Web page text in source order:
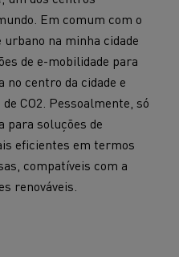
Em comum com o
na minha cidade
de e-mobilidade para
no centro da cidade e
CO2. Pessoalmente, só
para soluções de
eficientes em termos
compatíveis com a
renováveis.